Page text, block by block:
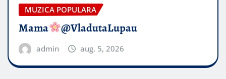
MUZICA POPULARA
Mama @VladutaLupau
admin aug. 5, 2026